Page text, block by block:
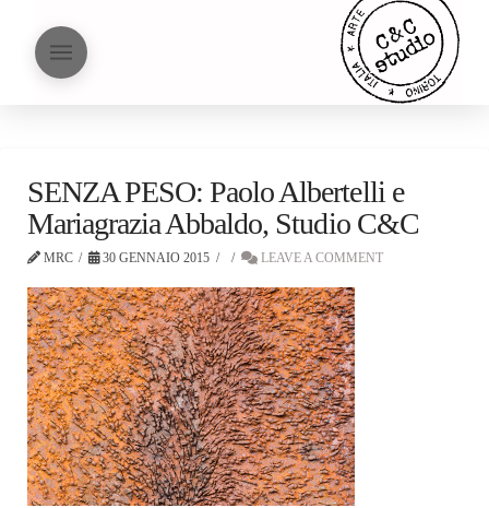
SENZA PESO: Paolo Albertelli e
Mariagrazia Abbaldo, Studio C&C
MRC 30 GENNAIO 2015 LEAVE A COMMENT